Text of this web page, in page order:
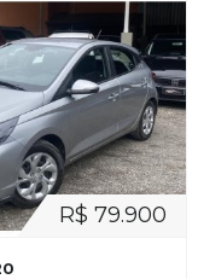
R$ 79.900